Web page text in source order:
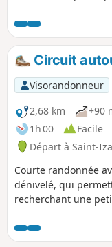
Circuit
Visorandonneur
2,68 km
+90
1h 00
Facile
Départ à Saint-
Courte randonnée
dénivelé, qui
recherchant une
beaux sentiers, une
le village médiéval